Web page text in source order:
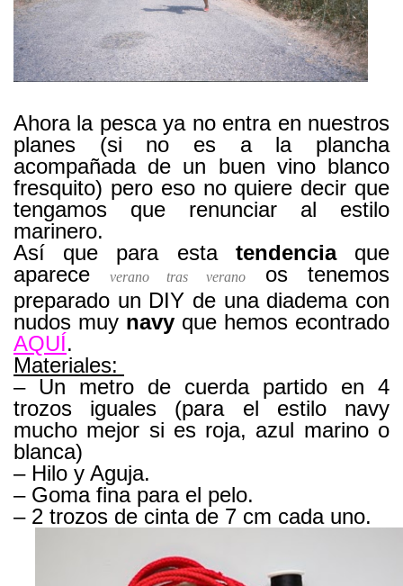
Ahora la pesca ya no entra en nuestros
planes (si no es a la plancha
acompañada de un buen vino blanco
fresquito) pero eso no quiere decir que
tengamos que renunciar al estilo
marinero.
Así que para esta tendenciaque
apareceverano tras veranoos tenemos
preparado un DIY de una diadema con
nudos muy navy que hemos econtrado
AQUÍ.
Materiales:
– Un metro de cuerda partido en 4
trozos iguales (para el estilo navy
mucho mejor si es roja, azul marino o
blanca)
– Hilo y Aguja.
– Goma fina para el pelo.
– 2 trozos de cinta de 7 cm cada uno.